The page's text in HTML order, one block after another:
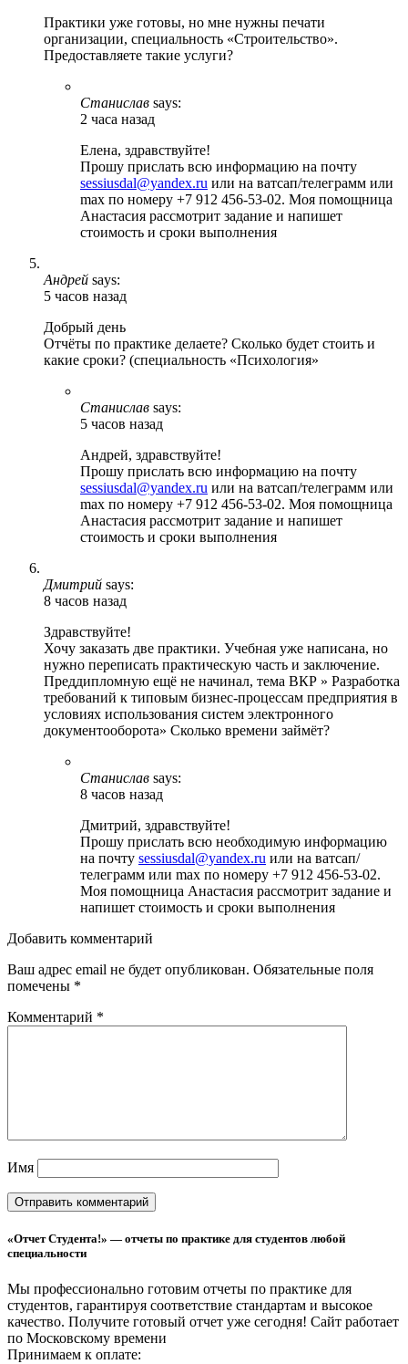
Практики уже готовы, но мне нужны печати
организации, специальность «Строительство».
Предоставляете такие услуги?
Станислав says:
2 часа назад
Елена, здравствуйте!
Прошу прислать всю информацию на почту
sessiusdal@yandex.ru или на ватсап/телеграмм или
max по номеру +7 912 456-53-02. Моя помощница
Анастасия рассмотрит задание и напишет
стоимость и сроки выполнения
Андрей says:
5 часов назад
Добрый день
Отчёты по практике делаете? Сколько будет стоить и
какие сроки? (специальность «Психология»
Станислав says:
5 часов назад
Андрей, здравствуйте!
Прошу прислать всю информацию на почту
sessiusdal@yandex.ru или на ватсап/телеграмм или
max по номеру +7 912 456-53-02. Моя помощница
Анастасия рассмотрит задание и напишет
стоимость и сроки выполнения
Дмитрий says:
8 часов назад
Здравствуйте!
Хочу заказать две практики. Учебная уже написана, но
нужно переписать практическую часть и заключение.
Преддипломную ещё не начинал, тема ВКР » Разработка
требований к типовым бизнес-процессам предприятия в
условиях использования систем электронного
документооборота» Сколько времени займёт?
Станислав says:
8 часов назад
Дмитрий, здравствуйте!
Прошу прислать всю необходимую информацию
на почту sessiusdal@yandex.ru или на ватсап/
телеграмм или max по номеру +7 912 456-53-02.
Моя помощница Анастасия рассмотрит задание и
напишет стоимость и сроки выполнения
Добавить комментарий
Ваш адрес email не будет опубликован. Обязательные поля
помечены *
Комментарий *
Имя
«Отчет Студента!» — отчеты по практике для студентов любой
специальности
Мы профессионально готовим отчеты по практике для
студентов, гарантируя соответствие стандартам и высокое
качество. Получите готовый отчет уже сегодня! Сайт работает
по Московскому времени
Принимаем к оплате: